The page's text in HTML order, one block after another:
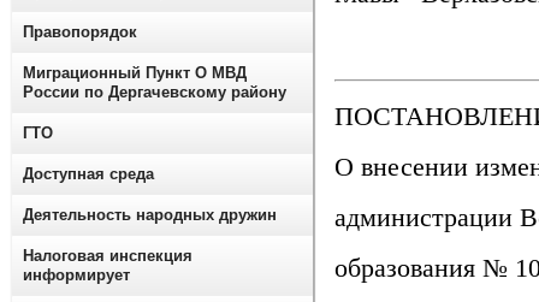
О внесении
администрации
образования №
Правопорядок
Миграционный Пункт О МВД
России по Дергачевскому району
ГТО
Доступная среда
Деятельность народных дружин
Налоговая инспекция
информирует